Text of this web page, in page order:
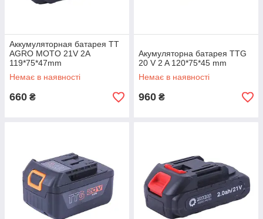
Аккумуляторная батарея TT
AGRO MOTO 21V 2A
119*75*47mm
Немає в наявності
660 ₴
Акумуляторна батарея TTG
20 V 2 A 120*75*45 mm
Немає в наявності
960 ₴